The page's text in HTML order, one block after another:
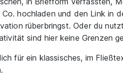
Co. hochladen und den Link in
rüberbringst. Oder du
sind hier keine Grenzen
für ein klassisches, im